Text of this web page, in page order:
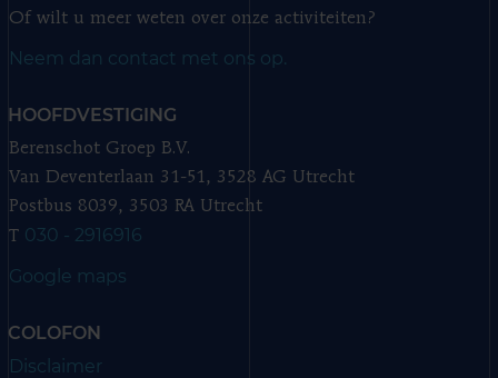
Of wilt u meer weten over onze activiteiten?
Neem dan contact met ons op.
HOOFDVESTIGING
Berenschot Groep B.V.
Van Deventerlaan 31-51, 3528 AG Utrecht
Postbus 8039, 3503 RA Utrecht
T 030 - 2916916
Google maps
COLOFON
Disclaimer